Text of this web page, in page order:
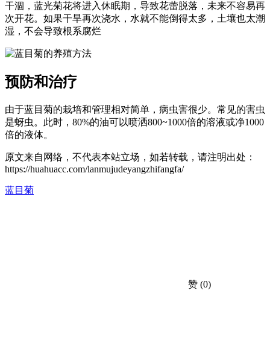
干涸，蓝光菊花将进入休眠期，导致花蕾脱落，未来不容易再
次开花。如果干旱再次浇水，水就不能倒得太多，土壤也太潮
湿，不会导致根系腐烂
预防和治疗
由于蓝目菊的栽培和管理相对简单，病虫害很少。常见的害虫
是蚜虫。此时，80%的油可以喷洒800~1000倍的溶液或净1000
倍的液体。
原文来自网络，不代表本站立场，如若转载，请注明出处：
https://huahuacc.com/lanmujudeyangzhifangfa/
蓝目菊
赞 (0)